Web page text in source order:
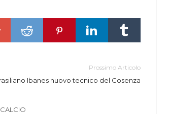
Prossimo Articolo
Ibanes nuovo tecnico del Cosenza